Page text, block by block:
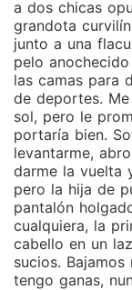
a dos chicas
grandota
junto a una
pelo
las camas para
de deportes.
sol, pero le
portaría bien.
levantarme,
darme la vuelta
pero la hija de
pantalón
cualquiera, la
cabello en un
sucios.
tengo ganas,